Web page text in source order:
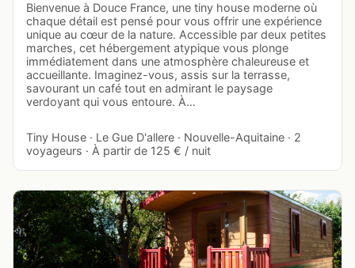
Bienvenue à Douce France, une tiny house moderne où
chaque détail est pensé pour vous offrir une expérience
unique au cœur de la nature. Accessible par deux petites
marches, cet hébergement atypique vous plonge
immédiatement dans une atmosphère chaleureuse et
accueillante. Imaginez-vous, assis sur la terrasse,
savourant un café tout en admirant le paysage
verdoyant qui vous entoure. À…
Tiny House · Le Gue D'allere · Nouvelle-Aquitaine · 2
voyageurs · À partir de 125 € / nuit